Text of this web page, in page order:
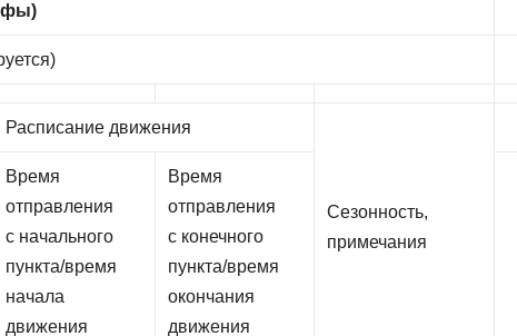
Расписание движения
Сезонность,
примечания
Время
отправления
с начального
пункта/время
начала
движения
Время
отправления
с конечного
пункта/время
окончания
движения